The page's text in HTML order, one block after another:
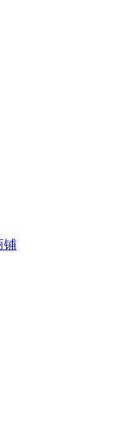
铺